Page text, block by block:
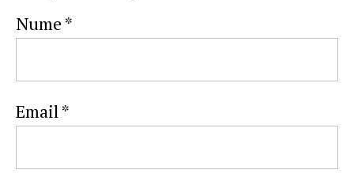
Nume *
Email *